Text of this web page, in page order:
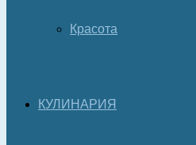
Красота
КУЛИНАРИЯ